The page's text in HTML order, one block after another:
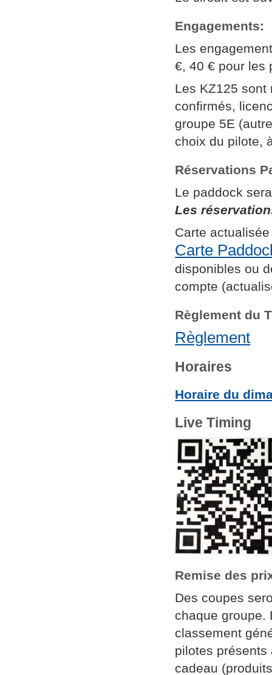
Engagements:
Les
€, 40 € pour les
Les KZ125 sont
confirmés,
groupe 5E
choix du pilote,
Réservations
Le paddock
Les
Carte
Carte
disponibles ou
compte
Règlement du
Règlement
Horaires
Horaire du
Live Timing
Remise des
Des coupes
chaque groupe.
classement
pilotes présents
cadeau